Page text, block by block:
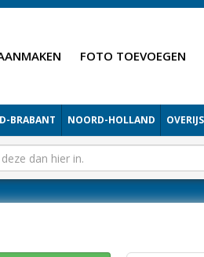
FOTO TOEVOEGEN
BRABANT NOORD-HOLLAND